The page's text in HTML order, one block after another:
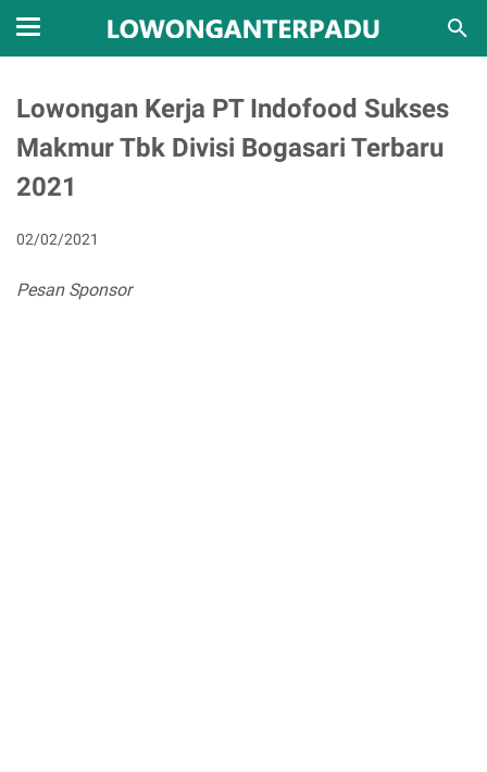
Lowongan Kerja PT Indofood Sukses
Makmur Tbk Divisi Bogasari Terbaru
2021
02/02/2021
Pesan Sponsor